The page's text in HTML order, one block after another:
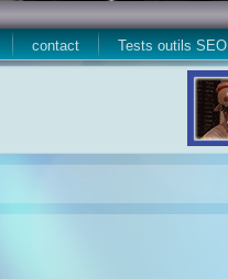
contact Tests outils SEO